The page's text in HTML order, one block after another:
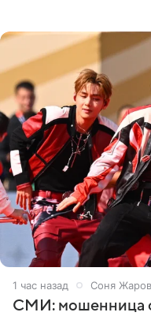
1 час назад Соня
СМИ: мошенница